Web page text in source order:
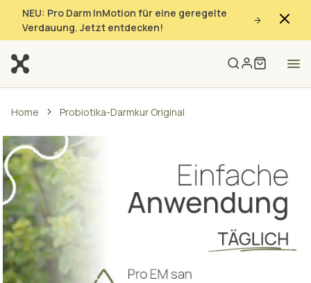
NEU: Pro Darm InMotion für eine geregelte
Verdauung. Jetzt entdecken!
Home Probiotika-Darmkur Original